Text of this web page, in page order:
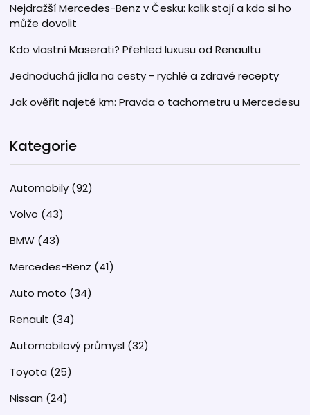
Nejdražší Mercedes-Benz v Česku: kolik stojí a kdo si ho
může dovolit
Kdo vlastní Maserati? Přehled luxusu od Renaultu
Jednoduchá jídla na cesty - rychlé a zdravé recepty
Jak ověřit najeté km: Pravda o tachometru u Mercedesu
Kategorie
Automobily (92)
Volvo (43)
BMW (43)
Mercedes-Benz (41)
Auto moto (34)
Renault (34)
Automobilový průmysl (32)
Toyota (25)
Nissan (24)